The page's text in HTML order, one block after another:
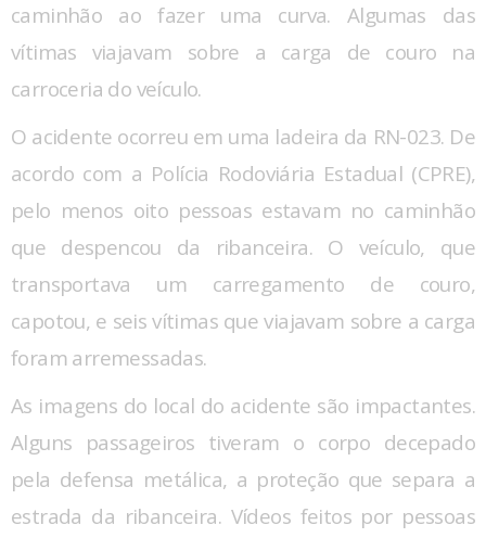
caminhão ao fazer uma curva. Algumas das
vítimas viajavam sobre a carga de couro na
carroceria do veículo.
O acidente ocorreu em uma ladeira da RN-023. De
acordo com a Polícia Rodoviária Estadual (CPRE),
pelo menos oito pessoas estavam no caminhão
que despencou da ribanceira. O veículo, que
transportava um carregamento de couro,
capotou, e seis vítimas que viajavam sobre a carga
foram arremessadas.
As imagens do local do acidente são impactantes.
Alguns passageiros tiveram o corpo decepado
pela defensa metálica, a proteção que separa a
estrada da ribanceira. Vídeos feitos por pessoas